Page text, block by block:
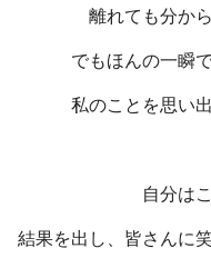
離れても分か
でもほんの一瞬
私のことを思い
自分は
結果を出し、皆さんに